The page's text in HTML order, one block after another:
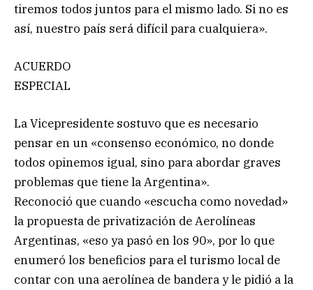
tiremos todos juntos para el mismo lado. Si no es
así, nuestro país será difícil para cualquiera».
ACUERDO
ESPECIAL
La Vicepresidente sostuvo que es necesario
pensar en un «consenso económico, no donde
todos opinemos igual, sino para abordar graves
problemas que tiene la Argentina».
Reconoció que cuando «escucha como novedad»
la propuesta de privatización de Aerolíneas
Argentinas, «eso ya pasó en los 90», por lo que
enumeró los beneficios para el turismo local de
contar con una aerolínea de bandera y le pidió a la